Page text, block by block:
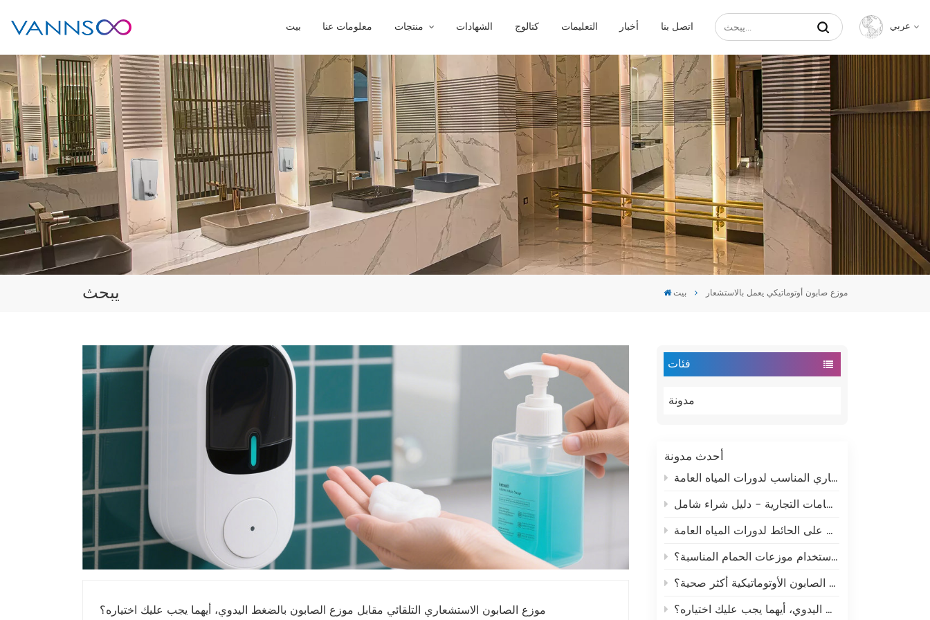
بيت معلومات عنا الشهادات كتالوج التعليمات أخبار اتصل بنا عربي
Français
Español
عربي
يبحث بيت موزع صابون أوتوماتيكي يعمل بالاستشعار
فئات
مدونة
أحدث مدونة
كيفية اختيار موزع الورق التجاري المناسب لدورات المياه العامة
كيفية اختيار موزعات ورق الحمامات التجارية - دليل شراء شامل
كيفية اختيار موزع صابون تجاري مثبت على الحائط لدورات المياه العامة
كيف يمكن للشركات توفير المال باستخدام موزعات الحمام المناسبة؟
هل موزعات الصابون الأوتوماتيكية أكثر صحية؟
موزع الصابون الاستشعاري التلقائي مقابل موزع الصابون بالضغط اليدوي، أيهما يجب عليك اختياره؟
موزع الصابون الاستشعاري التلقائي مقابل موزع الصابون بالضغط اليدوي، أيهما يجب عليك اختياره؟